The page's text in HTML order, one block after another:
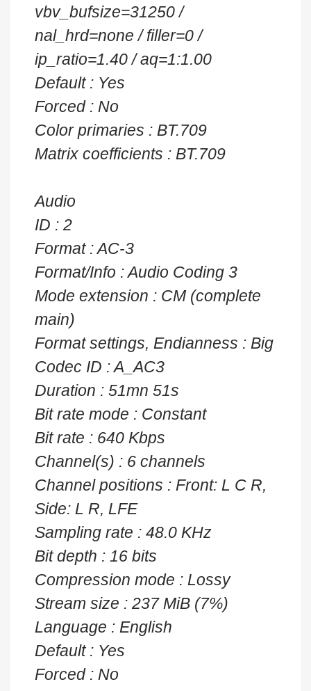
vbv_bufsize=31250 /
nal_hrd=none / filler=0 /
ip_ratio=1.40 / aq=1:1.00
Default : Yes
Forced : No
Color primaries : BT.709
Matrix coefficients : BT.709
Audio
ID : 2
Format : AC-3
Format/Info : Audio Coding 3
Mode extension : CM (complete
main)
Format settings, Endianness : Big
Codec ID : A_AC3
Duration : 51mn 51s
Bit rate mode : Constant
Bit rate : 640 Kbps
Channel(s) : 6 channels
Channel positions : Front: L C R,
Side: L R, LFE
Sampling rate : 48.0 KHz
Bit depth : 16 bits
Compression mode : Lossy
Stream size : 237 MiB (7%)
Language : English
Default : Yes
Forced : No